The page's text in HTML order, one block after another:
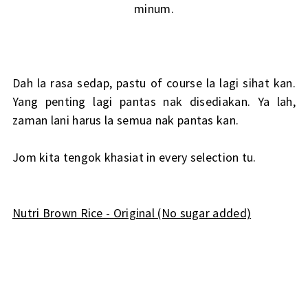
minum.
Dah la rasa sedap, pastu of course la lagi sihat kan.
Yang penting lagi pantas nak disediakan. Ya lah,
zaman lani harus la semua nak pantas kan.
Jom kita tengok khasiat in every selection tu.
Nutri Brown Rice - Original (No sugar added)